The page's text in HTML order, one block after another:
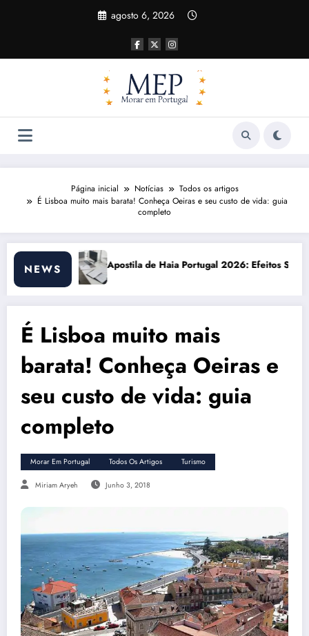
agosto 6, 2026
Página inicial Notícias
Todos os artigos
É Lisboa muito mais barata! Conheça Oeiras e seu custo de vida: guia
completo
NEWS
Portugal 2026: Efeitos Surpreendentes e OportunidadesCusto de vida
É Lisboa muito mais
barata! Conheça Oeiras e
seu custo de vida: guia
completo
Morar Em Portugal Todos Os Artigos Turismo
Miriam Aryeh Junho 3, 2018